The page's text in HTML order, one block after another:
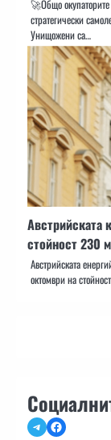
🚀Общо
стратегически
Унищожени са…
Австрийската
стойност 230
Австрийската
октомври на
TelegramFacebook